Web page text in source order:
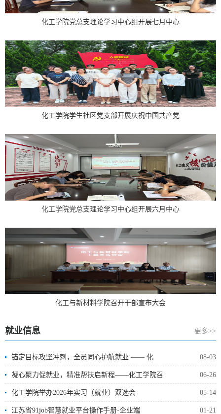
化工学院党总支理论学习中心组开展七月中心
化工学院学生社区党支部开展庆祝中国共产党
化工学院党总支理论学习中心组开展六月中心
化工与新材料学院召开干部宣布大会
就业信息 更多>>
锚定目标攻坚冲刺，全员同心护航就业 —— 化 08-03
凝心聚力促就业，精准帮扶启新程——化工学院召 06-26
化工学院举办2026年实习（就业）双选会 05-14
江苏省91job智慧就业平台操作手册-企业端 01-21